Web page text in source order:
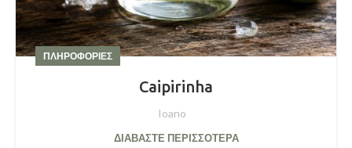
ΠΛΗΡΟΦΟΡΙΕΣ
Caipirinha
Ioano
ΔΙΑΒΆΣΤΕ ΠΕΡΙΣΣΌΤΕΡΑ